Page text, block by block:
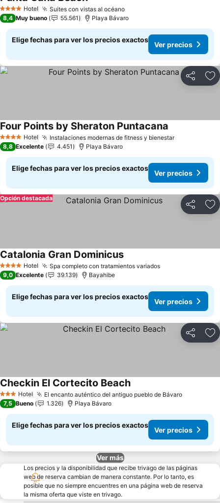
4 EstrellasHotel Suites con vistas al océano
8,4 Muy bueno 55.561 Playa Bávaro
Elige fechas para ver los precios exactos
Ver precios
Compartir
4 EstrellasHotel Instalaciones modernas de fitness y bienestar
Four Points by Sheraton Puntacana
8,8 Excelente 4.451 Playa Bávaro
Elige fechas para ver los precios exactos
Ver precios
Compartir
Opción destacada
4 EstrellasHotel Spa completo con tratamientos variados
Catalonia Gran Dominicus
9,0 Excelente 39.139 Bayahibe
Elige fechas para ver los precios exactos
Ver precios
Compartir
3 Estrellas
Hotel El encanto auténtico del antiguo pueblo de Bávaro
Checkin El Cortecito Beach
7,5 Bueno 1.326 Playa Bávaro
Elige fechas para ver los precios exactos
Ver precios
Ver más
Los precios y la disponibilidad que recibe trivago de las páginas
web de reserva cambian de manera constante. Por lo tanto, es
posible que no siempre encuentres en una página web de reserva
la misma oferta que viste en trivago.